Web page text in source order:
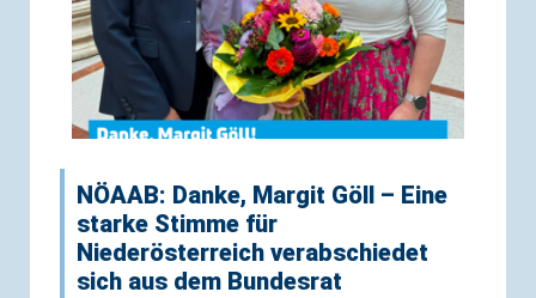
NÖAAB: Danke, Margit Göll – Eine
starke Stimme für
Niederösterreich verabschiedet
sich aus dem Bundesrat